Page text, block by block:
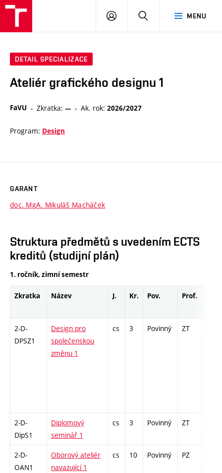
MENU
PŘIHLÁSIT
DETAIL SPECIALIZACE
Ateliér grafického designu 1
FaVU Zkratka: --- Ak. rok: 2026/2027
Program: Design
GARANT
doc. MgA. Mikuláš Macháček
Struktura předmětů s uvedením ECTS
kreditů (studijní plán)
1. ročník, zimní semestr
Zkratka Název J. Kr. Pov. Prof.
2-D-
DPSZ1
Design pro
společenskou
změnu 1
cs 3 Povinný ZT
2-D-
DipS1
Diplomový
seminář 1
cs 3 Povinný ZT
2-D-
OAN1
Oborový ateliér
navazující 1
cs 10 Povinný PZ